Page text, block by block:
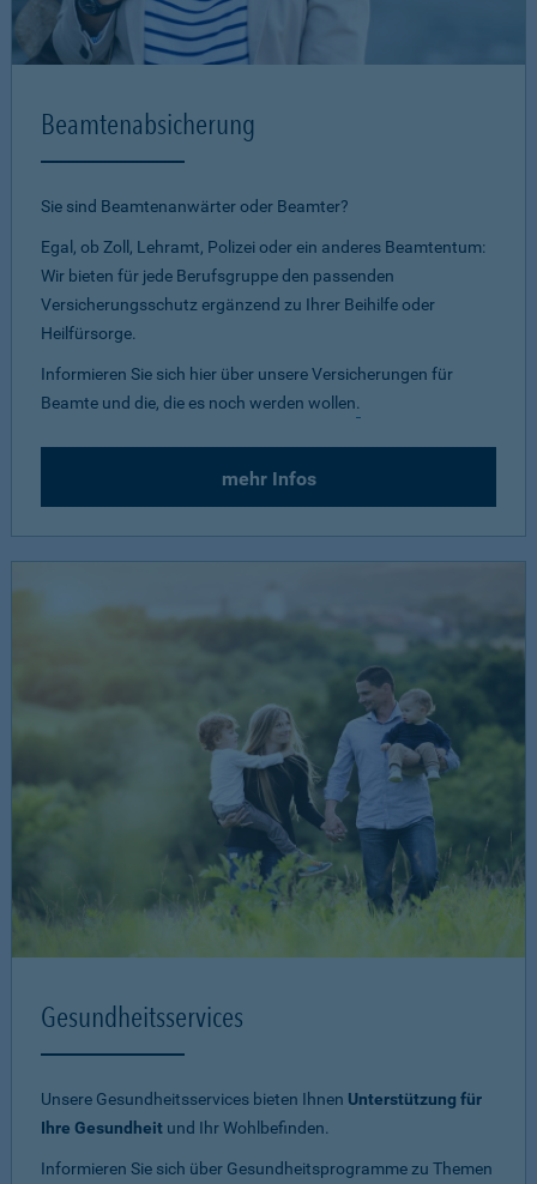
Beamtenabsicherung
Sie sind Beamtenanwärter oder Beamter?
Egal, ob Zoll, Lehramt, Polizei oder ein anderes Beamtentum:
Wir bieten für jede Berufsgruppe den passenden
Versicherungsschutz ergänzend zu Ihrer Beihilfe oder
Heilfürsorge.
Informieren Sie sich hier über unsere Versicherungen für
Beamte und die, die es noch werden wollen.
mehr Infos
Gesundheitsservices
Unsere Gesundheitsservices bieten Ihnen Unterstützung für
Ihre Gesundheit und Ihr Wohlbefinden.
Informieren Sie sich über Gesundheitsprogramme zu Themen